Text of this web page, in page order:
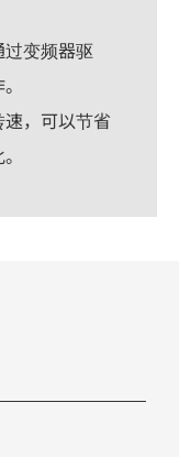
变频器驱
，可以节省